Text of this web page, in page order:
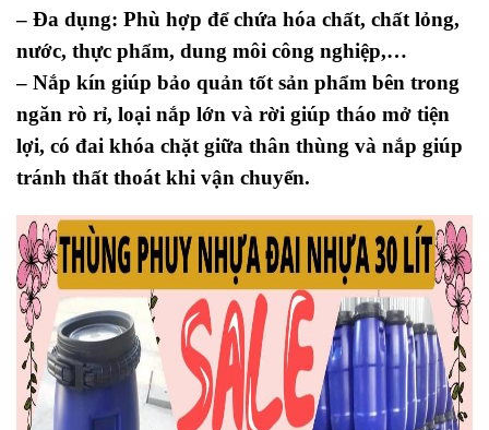
– Đa dụng: Phù hợp để chứa hóa chất, chất lỏng,
nước, thực phẩm, dung môi công nghiệp,…
– Nắp kín giúp bảo quản tốt sản phẩm bên trong
ngăn rò rỉ, loại nắp lớn và rời giúp tháo mở tiện
lợi, có đai khóa chặt giữa thân thùng và nắp giúp
tránh thất thoát khi vận chuyển.